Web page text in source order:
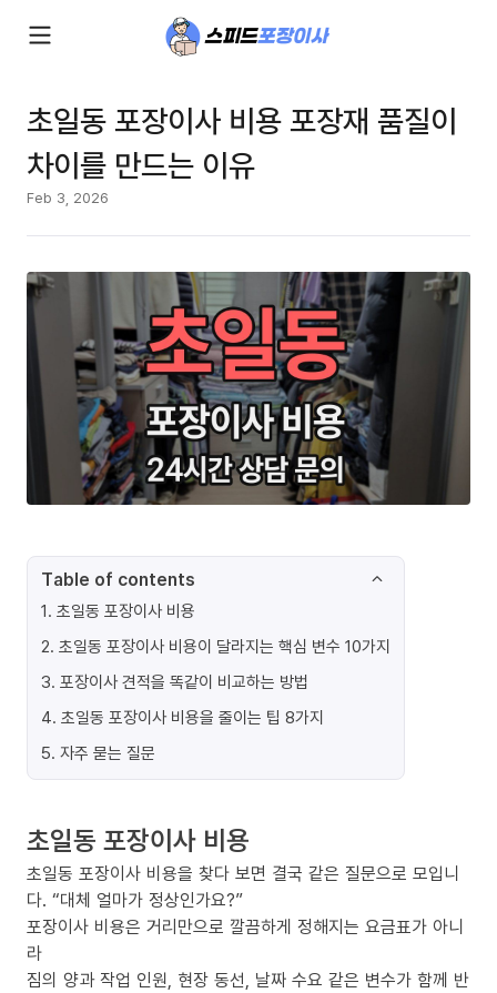
초일동 포장이사 비용 포장재 품질이
차이를 만드는 이유
Feb 3, 2026
Table of contents
1. 초일동 포장이사 비용
2. 초일동 포장이사 비용이 달라지는 핵심 변수 10가지
3. 포장이사 견적을 똑같이 비교하는 방법
4. 초일동 포장이사 비용을 줄이는 팁 8가지
5. 자주 묻는 질문
초일동 포장이사 비용
초일동 포장이사 비용을 찾다 보면 결국 같은 질문으로 모입니
다. “대체 얼마가 정상인가요?”
포장이사 비용은 거리만으로 깔끔하게 정해지는 요금표가 아니
라
짐의 양과 작업 인원, 현장 동선, 날짜 수요 같은 변수가 함께 반